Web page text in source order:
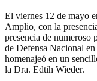
El viernes 12 de mayo
Amplio, con la
presencia de numeroso
de Defensa Nacional
homenajeó en un
la Dra. Edtih Wieder.